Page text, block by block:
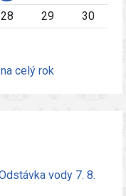
28 29
30
celý rok
vody 7. 8.